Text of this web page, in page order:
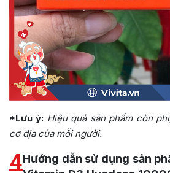
*Lưu ý: Hiệu quả sản phẩm còn
cơ địa của mỗi người.
4Hướng dẫn sử dụng sản